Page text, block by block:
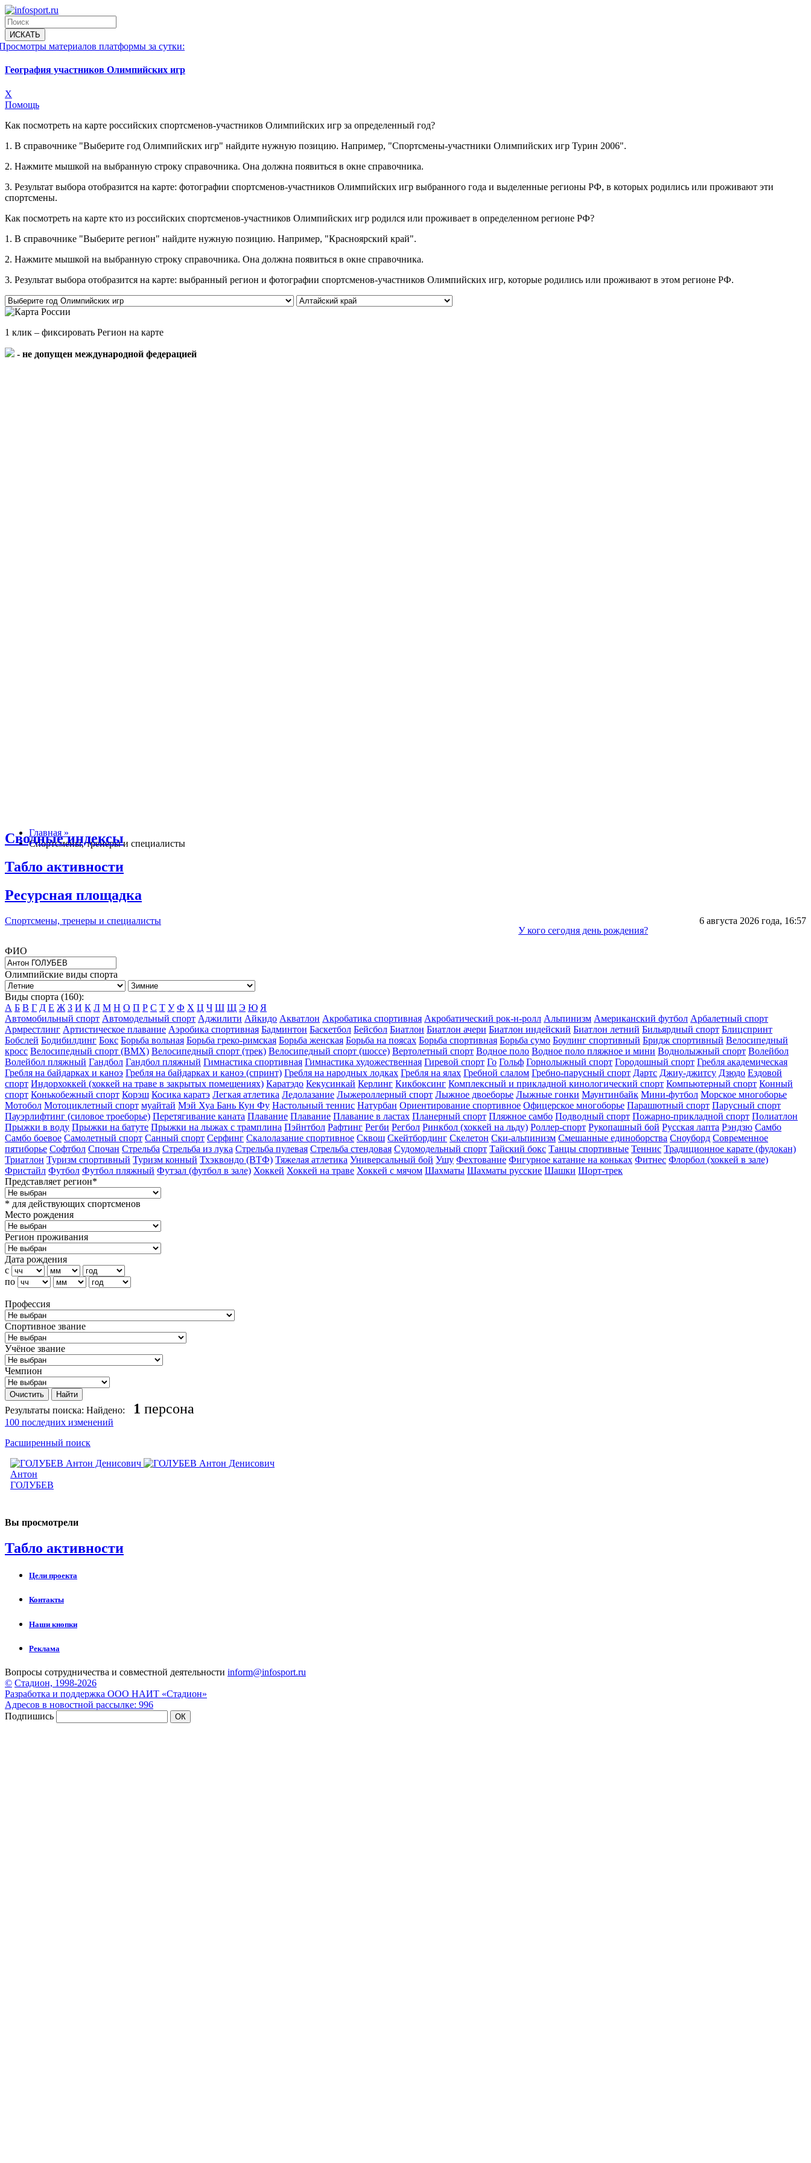
материалов платформы за сутки:
География участников Олимпийских игр
X
Помощь
Как посмотреть на карте российских спортсменов-участников Олимпийских игр за определенный год?
1. В справочнике "Выберите год Олимпийских игр" найдите нужную позицию. Например, "Спортсмены-участники Олимпийских игр Турин 2006".
2. Нажмите мышкой на выбранную строку справочника. Она должна появиться в окне справочника.
3. Результат выбора отобразится на карте: фотографии спортсменов-участников Олимпийских игр выбранного года и выделенные регионы РФ, в которых родились или проживают эти
спортсмены.
Как посмотреть на карте кто из российских спортсменов-участников Олимпийских игр родился или проживает в определенном регионе РФ?
1. В справочнике "Выберите регион" найдите нужную позицию. Например, "Красноярский край".
2. Нажмите мышкой на выбранную строку справочника. Она должна появиться в окне справочника.
3. Результат выбора отобразится на карте: выбранный регион и фотографии спортсменов-участников Олимпийских игр, которые родились или проживают в этом регионе РФ.
1 клик – фиксировать Регион на карте
- не допущен международной федерацией
Главная »
Спортсмены, тренеры и специалисты
Сводные индексы
Табло активности
Ресурсная площадка
6 августа 2026 года, 16:57
У кого сегодня день рождения?
Спортсмены, тренеры и специалисты
ФИО
Олимпийские виды спорта
Виды спорта (160):
А Б В Г Д Е Ж З И К Л М Н О П Р С Т У Ф Х Ц Ч Ш Щ Э Ю Я
Автомобильный спорт Автомодельный спорт Аджилити Айкидо Акватлон Акробатика спортивная Акробатический рок-н-ролл Альпинизм Американский футбол Арбалетный спорт
Армрестлинг Артистическое плавание Аэробика спортивная Бадминтон Баскетбол Бейсбол Биатлон Биатлон ачери Биатлон индейский Биатлон летний Бильярдный спорт Блицспринт
Бобслей Бодибилдинг Бокс Борьба вольная Борьба греко-римская Борьба женская Борьба на поясах Борьба спортивная Борьба сумо Боулинг спортивный Бридж спортивный Велосипедный
кросс Велосипедный спорт (BMX) Велосипедный спорт (трек) Велосипедный спорт (шоссе) Вертолетный спорт Водное поло Водное поло пляжное и мини Воднолыжный спорт Волейбол
Волейбол пляжный Гандбол Гандбол пляжный Гимнастика спортивная Гимнастика художественная Гиревой спорт Го Гольф Горнолыжный спорт Городошный спорт Гребля академическая
Гребля на байдарках и каноэ Гребля на байдарках и каноэ (спринт) Гребля на народных лодках Гребля на ялах Гребной слалом Гребно-парусный спорт Дартс Джиу-джитсу Дзюдо Ездовой
спорт Индорхоккей (хоккей на траве в закрытых помещениях) Каратэдо Кекусинкай Керлинг Кикбоксинг Комплексный и прикладной кинологический спорт Компьютерный спорт Конный
спорт Конькобежный спорт Корэш Косика каратэ Легкая атлетика Ледолазание Лыжероллерный спорт Лыжное двоеборье Лыжные гонки Маунтинбайк Мини-футбол Морское многоборье
Мотобол Мотоциклетный спорт муайтай Мэй Хуа Бань Кун Фу Настольный теннис Натурбан Ориентирование cпортивное Офицерское многоборье Парашютный спорт Парусный спорт
Пауэрлифтинг (силовое троеборье) Перетягивание каната Плавание Плавание Плавание в ластах Планерный спорт Пляжное самбо Подводный спорт Пожарно-прикладной спорт Полиатлон
Прыжки в воду Прыжки на батуте Прыжки на лыжах с трамплина Пэйнтбол Рафтинг Регби Регбол Ринкбол (хоккей на льду) Роллер-спорт Рукопашный бой Русская лапта Рэндзю Самбо
Самбо боевое Самолетный спорт Санный спорт Серфинг Скалолазание спортивное Сквош Скейтбординг Скелетон Ски-альпинизм Смешанные единоборства Сноуборд Современное
пятиборье Софтбол Спочан Стрельба Стрельба из лука Стрельба пулевая Стрельба стендовая Судомодельный спорт Тайский бокс Танцы спортивные Теннис Традиционное карате (фудокан)
Триатлон Туризм cпортивный Туризм конный Тхэквондо (ВТФ) Тяжелая атлетика Универсальный бой Ушу Фехтование Фигурное катание на коньках Фитнес Флорбол (хоккей в зале)
Фристайл Футбол Футбол пляжный Футзал (футбол в зале) Хоккей Хоккей на траве Хоккей с мячом Шахматы Шахматы русские Шашки Шорт-трек
Представляет регион*
* для действующих спортсменов
Место рождения
Регион проживания
Дата рождения
с
по
Профессия
Спортивное звание
Учёное звание
Чемпион
Результаты поиска: Найдено: 1 персона
100 последних изменений
Расширенный поиск
Антон
ГОЛУБЕВ
Вы просмотрели
Табло активности
Цели проекта
Контакты
Наши кнопки
Реклама
Вопросы сотрудничества и совместной деятельности inform@infosport.ru
© Стадион, 1998-2026
Разработка и поддержка ООО НАИТ «Стадион»
Адресов в новостной рассылке: 996
Подпишись